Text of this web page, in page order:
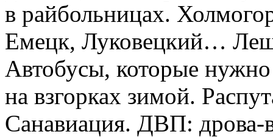
в райбольницах.
Емецк, Луковецкий…
Автобусы, которые нужно
на взгорках зимой.
Санавиация. ДВП: